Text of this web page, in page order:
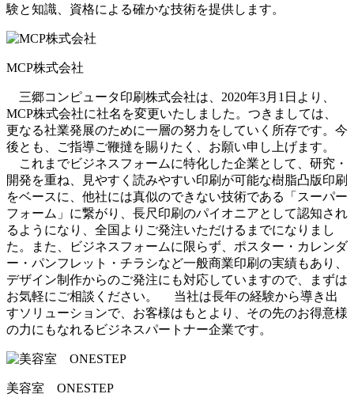
験と知識、資格による確かな技術を提供します。
MCP株式会社
三郷コンピュータ印刷株式会社は、2020年3月1日より、
MCP株式会社に社名を変更いたしました。つきましては、
更なる社業発展のために一層の努力をしていく所存です。今
後とも、ご指導ご鞭撻を賜りたく、お願い申し上げます。
これまでビジネスフォームに特化した企業として、研究・
開発を重ね、見やすく読みやすい印刷が可能な樹脂凸版印刷
をベースに、他社には真似のできない技術である「スーパー
フォーム」に繋がり、長尺印刷のパイオニアとして認知され
るようになり、全国よりご発注いただけるまでになりまし
た。また、ビジネスフォームに限らず、ポスター・カレンダ
ー・パンフレット・チラシなど一般商業印刷の実績もあり、
デザイン制作からのご発注にも対応していますので、まずは
お気軽にご相談ください。 当社は長年の経験から導き出
すソリューションで、お客様はもとより、その先のお得意様
の力にもなれるビジネスパートナー企業です。
美容室 ONESTEP